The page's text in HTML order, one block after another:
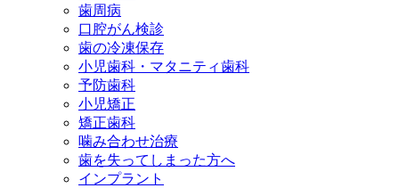
歯周病
口腔がん検診
歯の冷凍保存
小児歯科・マタニティ歯科
予防歯科
小児矯正
矯正歯科
噛み合わせ治療
歯を失ってしまった方へ
インプラント